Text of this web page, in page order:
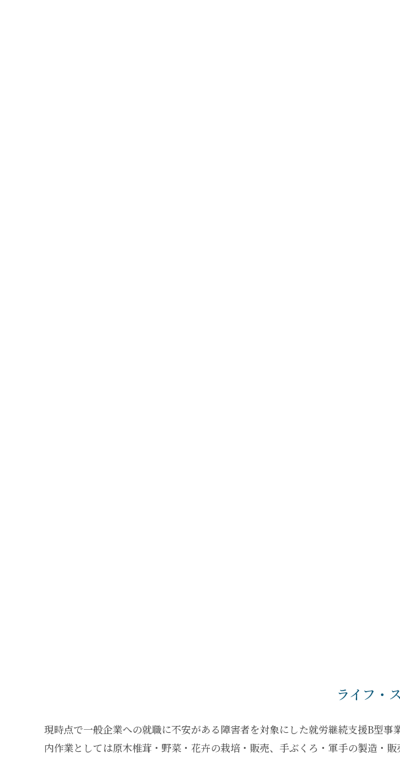
ライフ・
現時点で一般企業への就職に不安がある障害者を対象にした就労継続支援B型
内作業としては原木椎茸・野菜・花卉の栽培・販売、手ぶくろ・軍手の製造・